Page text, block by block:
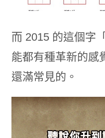
而 2015 的這個字
能都有種革新的感
還滿常見的。